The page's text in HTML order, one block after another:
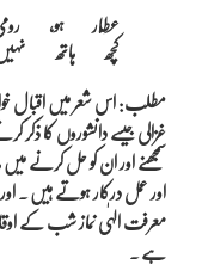
عطّار ہو،
کچھ ہاتھ نہیں آتا بے آہِ سحر گاہی
مطلب: اس شعر میں اقبال
غزالی جیسے دانشوروں کا
سمجھنے اور ان کو حل کرنے
اور عمل درکار ہوتے ہیں ۔
معرفت الہٰی نماز شب کے
ہے ۔